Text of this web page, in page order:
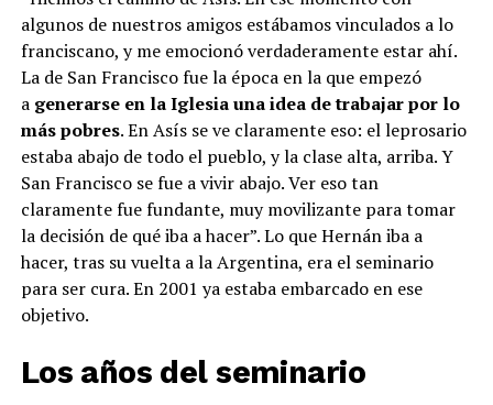
algunos de nuestros amigos estábamos vinculados a lo
franciscano, y me emocionó verdaderamente estar ahí.
La de San Francisco fue la época en la que empezó
a generarse en la Iglesia una idea de trabajar por lo
más pobres. En Asís se ve claramente eso: el leprosario
estaba abajo de todo el pueblo, y la clase alta, arriba. Y
San Francisco se fue a vivir abajo. Ver eso tan
claramente fue fundante, muy movilizante para tomar
la decisión de qué iba a hacer”. Lo que Hernán iba a
hacer, tras su vuelta a la Argentina, era el seminario
para ser cura. En 2001 ya estaba embarcado en ese
objetivo.
Los años del seminario